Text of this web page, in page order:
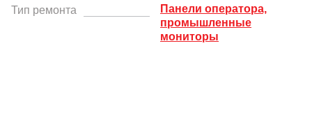
Тип ремонта
Панели оператора,
промышленные
мониторы